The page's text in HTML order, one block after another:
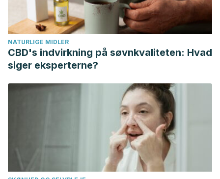
and conventional adhesives. Zahnschmelz im Bereich von
mit flash free und konventionellen Adhäsiven
beschichteten kieferorthopädischen Brackets.Journal of
orofacial orthopedics = Fortschritte der Kieferorthopadie :
Organ/official journal Deutsche Gesellschaft fur
Kieferorthopadie
https://doi.org/10.1007/s00056-020-00241-7
Pasha, A., Vishwakarma, S., Narayan, A., Vinay, K., Shetty, S.
V., & Roy, P. P. (2015). Comparison of Frictional Forces
Generated by a New Ceramic Bracket with the
Conventional Brackets using Unconventional and
Conventional Ligation System and the Self-ligating
Brackets: An In Vitro Study.
Journal of international oral
NATURLIGE MIDLER
CBD's indvirkning på søvnkvaliteten: Hvad
siger eksperterne?